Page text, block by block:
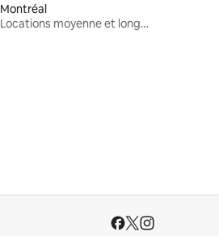
Montréal
Locations moyenne et longue durée